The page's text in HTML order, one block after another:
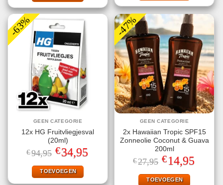
-63%
GEEN CATEGORIE
12x HG Fruitvliegjesval
(20ml)
€94,95 Oorspronkelijke
prijs
was:
€94,95.
€34,95prijs
TOEVOEGEN
-47%
GEEN CATEGORIE
2x Hawaiian Tropic SPF15
Zonneolie Coconut & Guava
200ml
€27,95 Oorspronkelijke
prijs
was:
€27,95.
€14,95prijs
TOEVOEGEN